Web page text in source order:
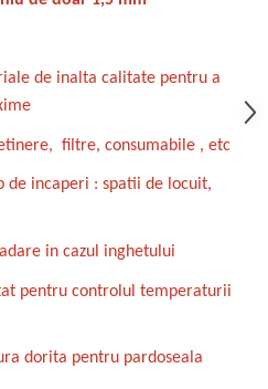
de inalta calitate pentru a
filtre, consumabile , etc
de incaperi : spatii de locuit,
in cazul inghetului
pentru controlul temperaturii
dorita pentru pardoseala